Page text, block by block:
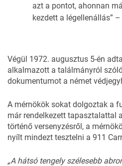
azt a pontot, ahonnan
kezdett a légellenállás”
Végül 1972. augusztus 5-én
alkalmazott a találmányról
dokumentumot a német
A mérnökök sokat dolgoztak a
már rendelkezett tapasztalattal
történő versenyzésről, a
nyílt mindezt tesztelni a 911
„A hátsó tengely szélesebb